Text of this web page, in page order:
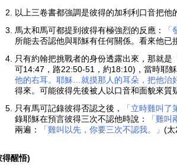
以上三卷書都強調是彼得的加利利口音把他
馬太和馬可都提到彼得有極強烈的反應：
「
所能去否認他與耶穌有任何關係。看來他已
只有約翰把挑戰者的身份透露出來，那就是
可14:47，路22:50-51，約18:10)，當時耶
他的右耳。耶穌…就摸那人的耳朵，把他治
得來。可能彼得先後被人以口音和面貌來質
只有馬可記錄彼得否認之後，
「立時雞叫了
錄耶穌在預言彼得三次不認他時說：
「雞
兩遍：
「雞叫以先，你要三次不認我。」(太
得醒悟)